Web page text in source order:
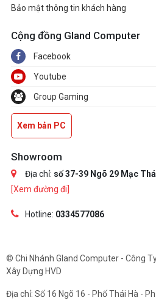
Bảo mật thông tin khách hàng
Cộng đồng Gland Computer
Facebook
Youtube
Group Gaming
Xem bản PC
Showroom
Địa chỉ: số 37-39 Ngõ 29 Mạc
[Xem đường đi]
Hotline: 0334577086
© Chi Nhánh Gland Computer - Công
Xây Dựng HVD
Địa chỉ: Số 16 Ngõ 16 - Phố Thái Hà -